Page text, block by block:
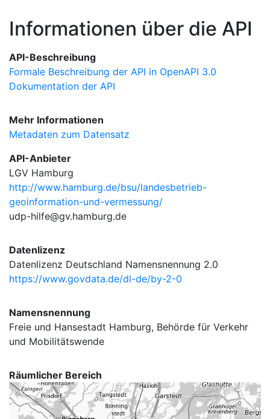
Informationen über die API
API-Beschreibung
Formale Beschreibung der API in OpenAPI 3.0
Dokumentation der API
Mehr Informationen
Metadaten zum Datensatz
API-Anbieter
LGV Hamburg
http://www.hamburg.de/bsu/landesbetrieb-
geoinformation-und-vermessung/
udp-hilfe@gv.hamburg.de
Datenlizenz
Datenlizenz Deutschland Namensnennung 2.0
https://www.govdata.de/dl-de/by-2-0
Namensnennung
Freie und Hansestadt Hamburg, Behörde für Verkehr
und Mobilitätswende
Räumlicher Bereich